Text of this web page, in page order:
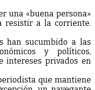
una «buena persona»
resistir a la corriente.
han sucumbido a las
y políticos,
intereses privados en
periodista que mantiene